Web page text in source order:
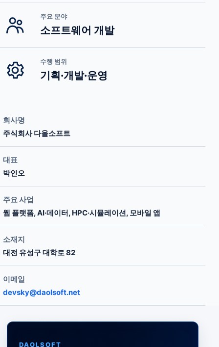
주요 분야
소프트웨어 개발
수행 범위
기획·개발·운영
회사명
주식회사 다올소프트
대표
박인오
주요 사업
웹 플랫폼, AI·데이터, HPC·시뮬레이션, 모바일 앱
소재지
대전 유성구 대학로 82
이메일
devsky@daolsoft.net
DAOLSOFT